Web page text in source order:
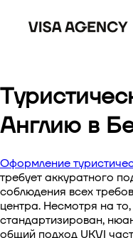
Виза в США
Виза в
Виза в
Виза в Канаду
Англию в
Оформление
требует аккуратного
соблюдения всех
центра. Несмотря на
стандартизирован,
общий подход UKVI